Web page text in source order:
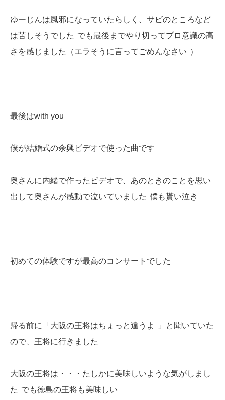
ゆーじんは風邪になっていたらしく、サビのところなど
は苦しそうでした でも最後までやり切ってプロ意識の高
さを感じました（エラそうに言ってごめんなさい ）
最後はwith you
僕が結婚式の余興ビデオで使った曲です
奥さんに内緒で作ったビデオで、あのときのことを思い
出して奥さんが感動で泣いていました 僕も貰い泣き
初めての体験ですが最高のコンサートでした
帰る前に「大阪の王将はちょっと違うよ
」と聞いていた
ので、王将に行きました
大阪の王将は・・・たしかに美味しいような気がしまし
た でも徳島の王将も美味しい